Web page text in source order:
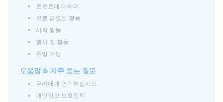
토론토에 대하여
무료 금요일 활동
사회 활동
행사 및 활동
주말 여행
도움말 & 자주 묻는 질문
우리에게 연락하십시오
개인정보 보호정책